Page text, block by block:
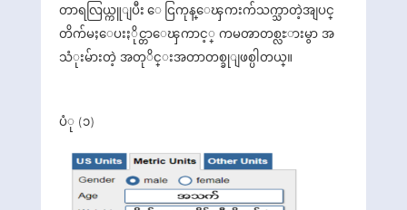
တာရလြယ္ကူျပီး ေငြကုန္ေၾကးက်သက္သာတဲ့အျပင္
တိက်မႈေပးႏိုင္တာေၾကာင့္ ကမၻာတစ္လႊားမွာ အ
သံုးမ်ားတဲ့ အတုိင္းအတာတစ္ခုျဖစ္ပါတယ္။
ပံု (၁)